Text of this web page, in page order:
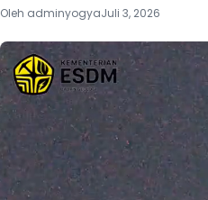
Oleh adminyogyaJuli 3, 2026